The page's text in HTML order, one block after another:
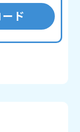
ド